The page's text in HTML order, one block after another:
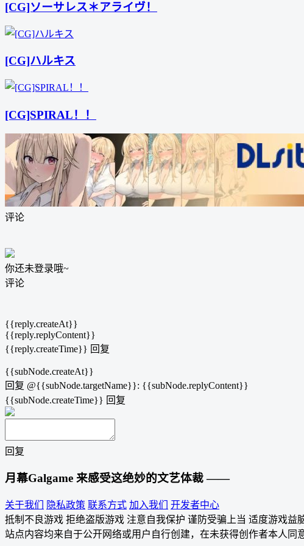
[CG]ソーサレス＊アライヴ！
[CG]ハルキス
[CG]SPIRAL！！
评论
你还未登录哦~
评论
{{reply.createAt}}
{{reply.replyContent}}
{{reply.createTime}} 回复
{{subNode.createAt}}
回复 @{{subNode.targetName}}: {{subNode.replyContent}}
{{subNode.createTime}} 回复
回复
月幕Galgame 来感受这绝妙的文艺体裁 ——
关于我们 隐私政策 联系方式 加入我们
开发者中心
抵制不良游戏 拒绝盗版游戏 注意自我保护 谨防受骗上当 适度游戏益
站点内容均来自于公开网络或用户自行创建，在未获得创作者本人同